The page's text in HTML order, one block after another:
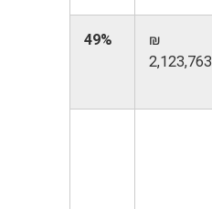
₪
2,123,763
49%